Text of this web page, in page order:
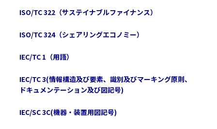
ISO/TC 322（サステイナブルファイナンス）
ISO/TC 324（シェアリングエコノミー）
IEC/TC 1（用語）
IEC/TC 3(情報構造及び要素、識別及びマーキング原則、
ドキュメンテーション及び図記号)
IEC/SC 3C(機器・装置用図記号)